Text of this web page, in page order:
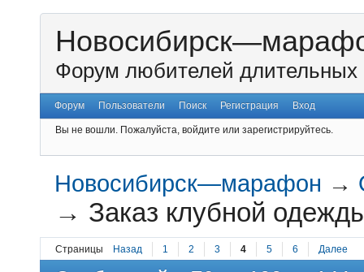
Форум любителей длительных
Форум Пользователи Поиск Регистрация Вход
Вы не вошли. Пожалуйста, войдите или зарегистрируйтесь.
Новосибирск—марафон →
→ Заказ клубной
Страницы Назад 1 2 3 4 5 6 Далее